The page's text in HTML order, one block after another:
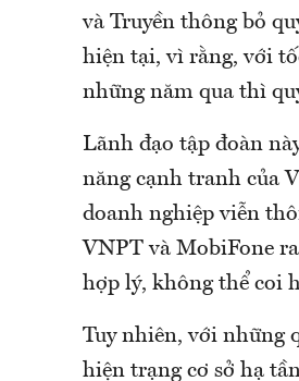
và Truyền thông bỏ
hiện tại, vì rằng, với
những năm qua thì
Lãnh đạo tập đoàn
năng cạnh tranh của
doanh nghiệp viễn
VNPT và MobiFone
hợp lý, không thể coi
Tuy nhiên, với những
hiện trạng cơ sở hạ